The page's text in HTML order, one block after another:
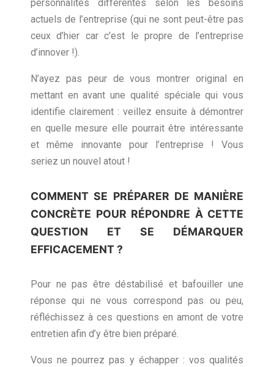
personnalités différentes selon les besoins
actuels de l’entreprise (qui ne sont peut-être pas
ceux d’hier car c’est le propre de l’entreprise
d’innover !).
N’ayez pas peur de vous montrer original en
mettant en avant une qualité spéciale qui vous
identifie clairement : veillez ensuite à démontrer
en quelle mesure elle pourrait être intéressante
et même innovante pour l’entreprise ! Vous
seriez un nouvel atout !
COMMENT SE PRÉPARER DE MANIÈRE
CONCRÈTE POUR RÉPONDRE À CETTE
QUESTION ET SE DÉMARQUER
EFFICACEMENT ?
Pour ne pas être déstabilisé et bafouiller une
réponse qui ne vous correspond pas ou peu,
réfléchissez à ces questions en amont de votre
entretien afin d’y être bien préparé.
Vous ne pourrez pas y échapper : vos qualités